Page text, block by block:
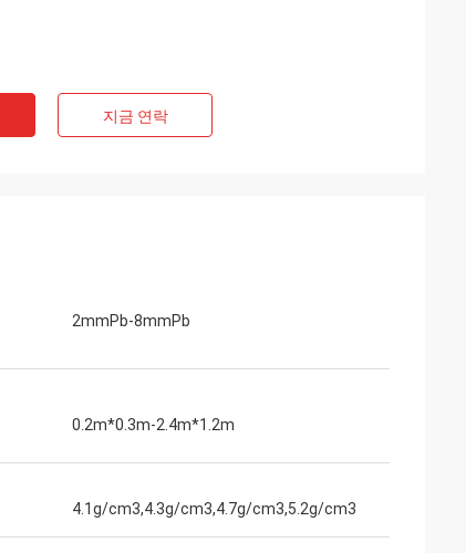
지금 연락
2mmPb-8mmPb
0.2m*0.3m-2.4m*1.2m
4.1g/cm3,4.3g/cm3,4.7g/cm3,5.2g/cm3